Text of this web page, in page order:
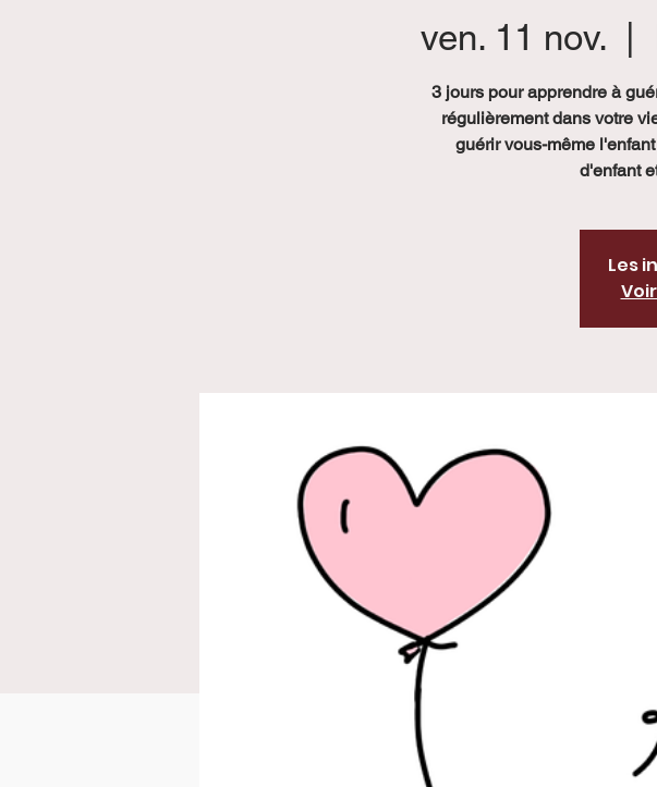
ven. 11 nov.
3 jours pour apprendre à
régulièrement dans votre
guérir vous-même
d'enfant
Les